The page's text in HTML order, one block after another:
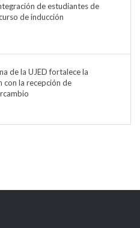
de estudiantes de
de inducción
de la UJED fortalece la
con la recepción de